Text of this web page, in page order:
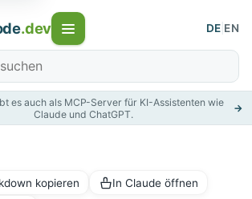
.dev DE EN
es auch als MCP-Server für KI-Assistenten wie
Claude und ChatGPT.
→
kopieren
In Claude öffnen